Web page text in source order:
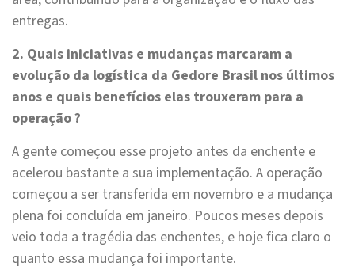
entregas.
2. Quais iniciativas e mudanças marcaram a
evolução da logística da Gedore Brasil nos últimos
anos e quais benefícios elas trouxeram para a
operação ?
A gente começou esse projeto antes da enchente e
acelerou bastante a sua implementação. A operação
começou a ser transferida em novembro e a mudança
plena foi concluída em janeiro. Poucos meses depois
veio toda a tragédia das enchentes, e hoje fica claro o
quanto essa mudança foi importante.